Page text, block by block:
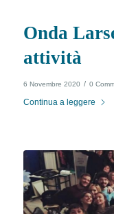
Onda
attività
6 Novembre 2020 / 0
Continua a leggere